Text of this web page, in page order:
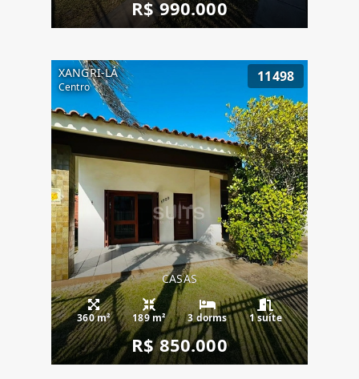
R$ 990.000
XANGRI-LÁ
Centro
11498
CASAS
360 m² 189 m² 3 dorms 1 suíte
R$ 850.000